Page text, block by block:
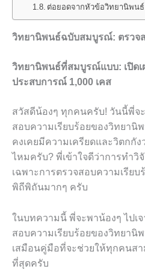
ต่อยอดจากหัวข้อวิทยานิพนธ์
วิทยานิพนธ์ฉบับสมบูรณ์: ตรวจ
วิทยานิพนธ์ที่สมบูรณ์แบบ: เปิดเ
ประสบการณ์ 1,000 เคส
สวัสดีน้องๆ ทุกคนครับ! วันนี้พี่จ
สอบความเรียบร้อยของวิทยา
คงเคยมีความเครียดและวิตกกัง
ไหมครับ? พี่เข้าใจดีว่าการทำวิ
เฉพาะการตรวจสอบความเรีย
พิถีพิถันมากๆ ครับ
ในบทความนี้ พี่จะพาน้องๆ ไปเ
สอบความเรียบร้อยของวิทยานิพ
เสมือนคู่มือที่จะช่วยให้ทุกคนส
ที่สุดครับ